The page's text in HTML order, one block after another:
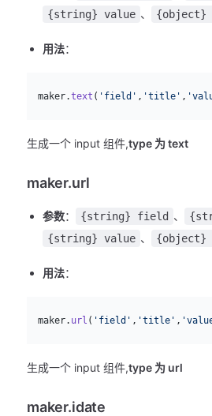
{string} value 、 {object}
用法：
  maker.
text ( 'field' , 'title' ,
生成一个 input 组件,type 为 text
maker.url
参数： {string} field 、
{string} value 、 {object}
用法：
  maker.
url ( 'field' , 'title' ,
生成一个 input 组件,type 为 url
maker.idate